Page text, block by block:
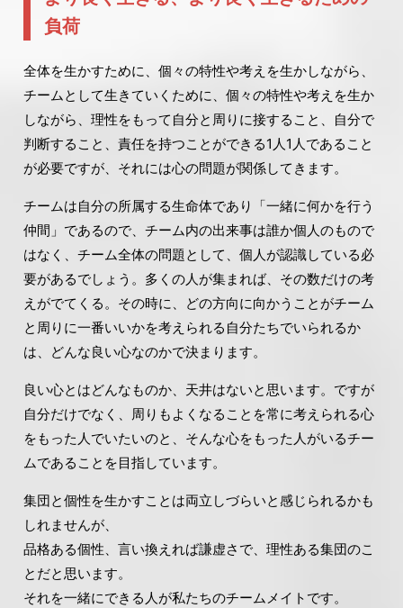
負荷
全体を生かすために、個々の特性や考えを生かしながら、
チームとして生きていくために、個々の特性や考えを生か
しながら、理性をもって自分と周りに接すること、自分で
判断すること、責任を持つことができる1人1人であること
が必要ですが、それには心の問題が関係してきます。
チームは自分の所属する生命体であり「一緒に何かを行う
仲間」であるので、チーム内の出来事は誰か個人のもので
はなく、チーム全体の問題として、個人が認識している必
要があるでしょう。多くの人が集まれば、その数だけの考
えがでてくる。その時に、どの方向に向かうことがチーム
と周りに一番いいかを考えられる自分たちでいられるか
は、どんな良い心なのかで決まります。
良い心とはどんなものか、天井はないと思います。ですが
自分だけでなく、周りもよくなることを常に考えられる心
をもった人でいたいのと、そんな心をもった人がいるチー
ムであることを目指しています。
集団と個性を生かすことは両立しづらいと感じられるかも
しれませんが、
品格ある個性、言い換えれば謙虚さで、理性ある集団のこ
とだと思います。
それを一緒にできる人が私たちのチームメイトです。